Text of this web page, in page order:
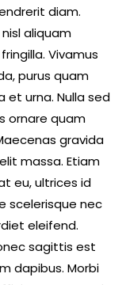
diam.
aliquam
Vivamus
purus quam
et urna. Nulla sed
ornare quam
gravida
massa. Etiam
eu, ultrices id
scelerisque nec
eleifend.
sagittis est
dapibus. Morbi